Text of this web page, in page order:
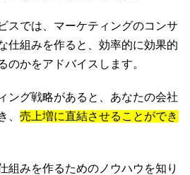
スでは、マーケティングのコンサ
仕組みを作ると、効率的に効果的
のかをアドバイスします。
ング戦略があると、あなたの会社
、 売上増に直結させることができ
組みを作るためのノウハウを知り